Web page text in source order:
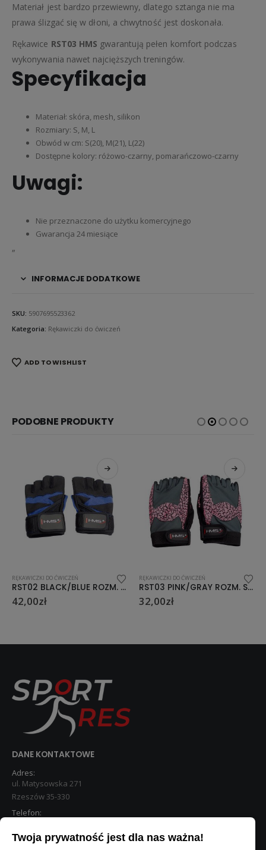
Materiał jest bardzo przewiewny, dlatego sztanga nie ma
prawa ślizgać się w dłoni, a chwytność jest doskonała.
Rękawice RST03 HMS gwarantują pełen komfort podczas
wykonywania nawet najcięższych treningów.
Specyfikacja
Materiał: skóra, mesh, silikon
Rozmiary: S, M, L
Obwód w cm: S(20), M(21), L(22)
Dostępne kolory: różowo-czarny, pomarańczowo-czarny
Uwagi:
Nie przeznaczone do użytku komercyjnego
Gwarancja 24 miesiące
„
INFORMACJE DODATKOWE
SKU: 5907695523362
Kategoria: Rękawiczki do ćwiczeń
ADD TO WISHLIST
PODOBNE PRODUKTY
RĘKAWICZKI DO ĆWICZEŃ
RST02 BLACK/BLUE ROZM. L RĘKAWICE NA SIŁOWNIĘ HMS
42,00zł
RĘKAWICZKI DO ĆWICZEŃ
RST03 PINK/GRAY ROZM. S RĘKAWICE NA SIŁOWNIĘ HMS
32,00zł
DANE KONTAKTOWE
Adres:
ul. Matysowska 271
Rzeszów 35-330
Telefon:
STREFA KLIENTA
Twoja prywatność jest dla nas ważna!